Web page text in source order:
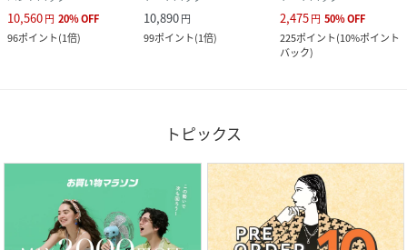
10,560円 20%OFF
96ポイント(1倍)
10,890円
99ポイント(1倍)
2,475円 50%OFF
225ポイント(10%ポイント
バック)
トピックス